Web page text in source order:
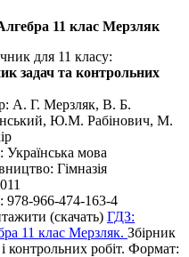
11 клас Мерзляк
для 11 класу:
задач та контрольних
А. Г. Мерзляк, В. Б.
Ю.М. Рабінович, М.
Українська мова
Гімназія
978-966-474-163-4
(скачать) ГДЗ:
11 клас Мерзляк. Збірник
і контрольних робіт. Формат: